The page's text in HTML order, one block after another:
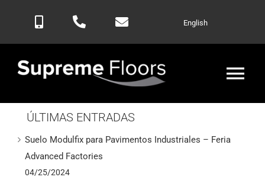
English
Inicio
Productos
ÚLTIMAS ENTRADAS
Suelo Modulfix para Pavimentos Industriales – Feria
Advanced Factories
04/25/2024